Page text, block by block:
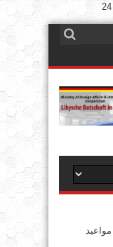
الأحد 9 أغسطس 2026 م || 24
مواعيد